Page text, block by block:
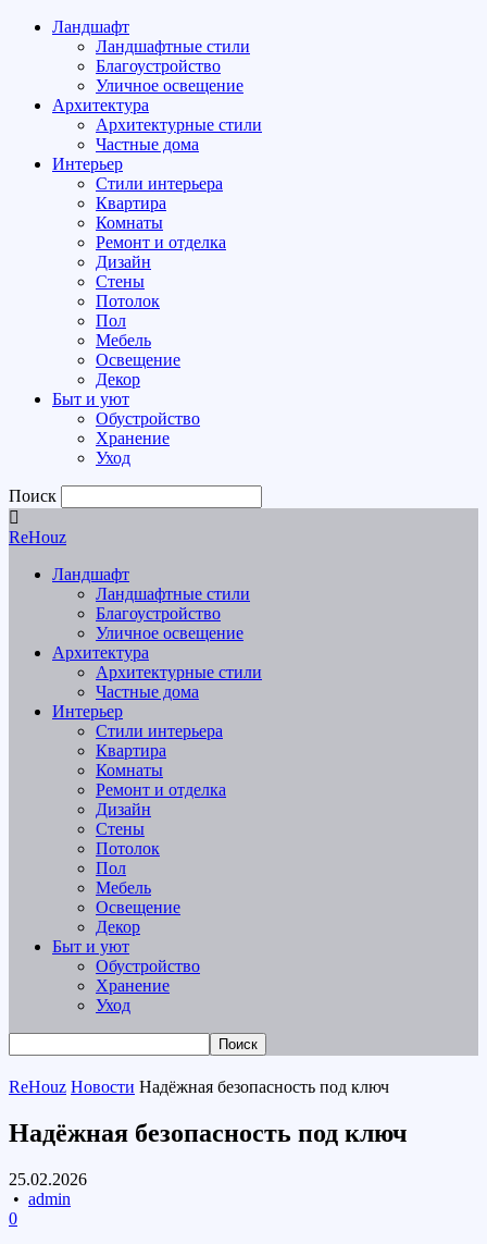
Ландшафт
Ландшафтные стили
Благоустройство
Уличное освещение
Архитектура
Архитектурные стили
Частные дома
Интерьер
Стили интерьера
Квартира
Комнаты
Ремонт и отделка
Дизайн
Стены
Потолок
Пол
Мебель
Освещение
Декор
Быт и уют
Обустройство
Хранение
Уход
Поиск
ReHouz
Ландшафт
Ландшафтные стили
Благоустройство
Уличное освещение
Архитектура
Архитектурные стили
Частные дома
Интерьер
Стили интерьера
Квартира
Комнаты
Ремонт и отделка
Дизайн
Стены
Потолок
Пол
Мебель
Освещение
Декор
Быт и уют
Обустройство
Хранение
Уход
ReHouz Новости Надёжная безопасность под ключ
Надёжная безопасность под ключ
25.02.2026
• admin
0